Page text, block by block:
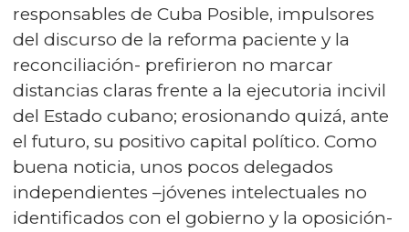
responsables de Cuba Posible, impulsores
del discurso de la reforma paciente y la
reconciliación- prefirieron no marcar
distancias claras frente a la ejecutoria incivil
del Estado cubano; erosionando quizá, ante
el futuro, su positivo capital político. Como
buena noticia, unos pocos delegados
independientes –jóvenes intelectuales no
identificados con el gobierno y la oposición-